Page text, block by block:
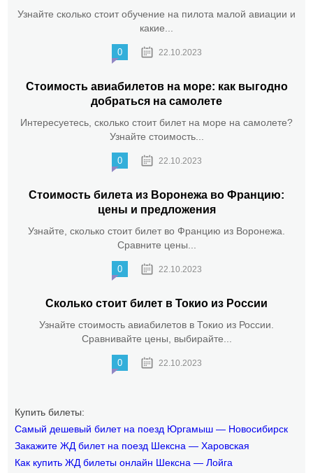
Узнайте сколько стоит обучение на пилота малой авиации и
какие...
0 22.10.2023
Стоимость авиабилетов на море: как выгодно
добраться на самолете
Интересуетесь, сколько стоит билет на море на самолете?
Узнайте стоимость...
0 22.10.2023
Стоимость билета из Воронежа во Францию:
цены и предложения
Узнайте, сколько стоит билет во Францию из Воронежа.
Сравните цены...
0 22.10.2023
Сколько стоит билет в Токио из России
Узнайте стоимость авиабилетов в Токио из России.
Сравнивайте цены, выбирайте...
0 22.10.2023
Купить билеты:
Самый дешевый билет на поезд Юргамыш — Новосибирск
Закажите ЖД билет на поезд Шексна — Харовская
Как купить ЖД билеты онлайн Шексна — Лойга